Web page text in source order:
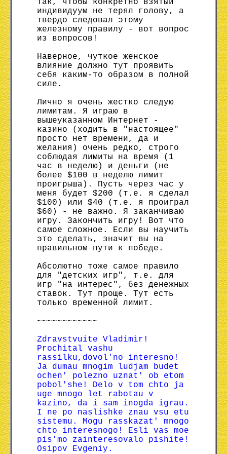
так, чтобы конкретно взятый
индивидуум не терял голову, а
твердо следовал этому
железному правилу - вот вопрос
из вопросов!
Наверное, чуткое женское
влияние должно тут проявить
себя каким-то образом в полной
силе.
Лично я очень жестко следую
лимитам. Я играю в
вышеуказанном Интернет -
казино (ходить в "настоящее"
просто нет времени, да и
желания) очень редко, строго
соблюдая лимиты на время (1
час в неделю) и деньги (не
более $100 в неделю лимит
проигрыша). Пусть через час у
меня будет $200 (т.е. я сделал
$100) или $40 (т.е. я проиграл
$60) - не важно. Я заканчиваю
игру. Закончить игру! Вот что
самое сложное. Если вы научить
это сделать, значит вы на
правильном пути к победе.
Абсолютно тоже самое правило
для "детских игр", т.е. для
игр "на интерес", без денежных
ставок. Тут проще. Тут есть
только временной лимит.
~~~~~~~~~~~~
Zdravstvuite Vladimir!
Prochital vashu
rassilku,dovol'no interesno!
Ja dumau mnogim ludjam budet
ochen' polezno uznat' ob etom
pobol'she! Delo v tom chto ja
uge mnogo let rabotau v
kazino, da i sam inogda igrau.
I ne po naslishke znau vsu etu
sistemu. Mogu rasskazat' mnogo
chto interesnogo! Esli vas moe
pis'mo zainteresovalo pishite!
Osipov Evgeniy.